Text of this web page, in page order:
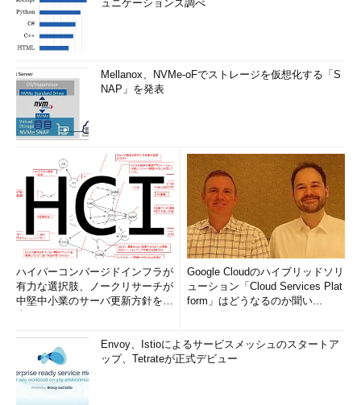
ュニケーションズ調べ
Mellanox、NVMe-oFでストレージを仮想化する「S
NAP」を発表
ハイパーコンバージドインフラが
有力な選択肢、ノークリサーチが
中堅中小業のサーバ更新方針を調
Google Cloudのハイブリッドソリ
ューション「Cloud Services Plat
form」はどうなるのか聞い...
Envoy、Istioによるサービスメッシュのスタートア
ップ、Tetrateが正式デビュー